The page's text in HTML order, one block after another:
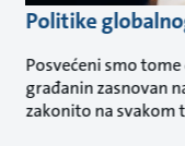
Politike
Posvećeni smo
građanin zasnovan
zakonito na svakom